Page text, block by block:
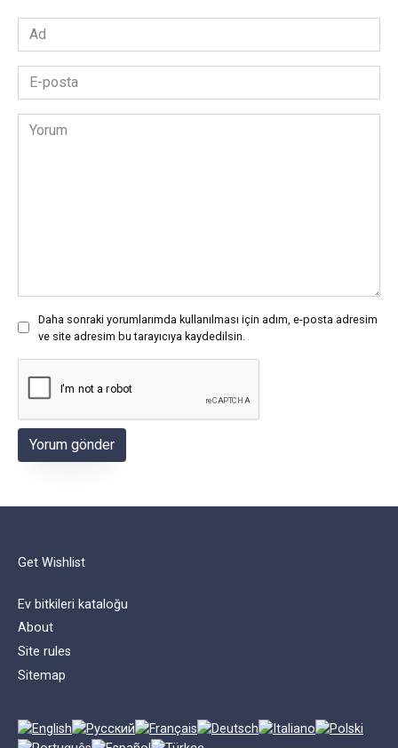
Ad
*
posta
*Yorum
Daha sonraki yorumlarımda kullanılması için adım, e-posta adresim
ve site adresim bu tarayıcıya kaydedilsin.
Get Wishlist
Ev bitkileri kataloğu
About
Site rules
Sitemap